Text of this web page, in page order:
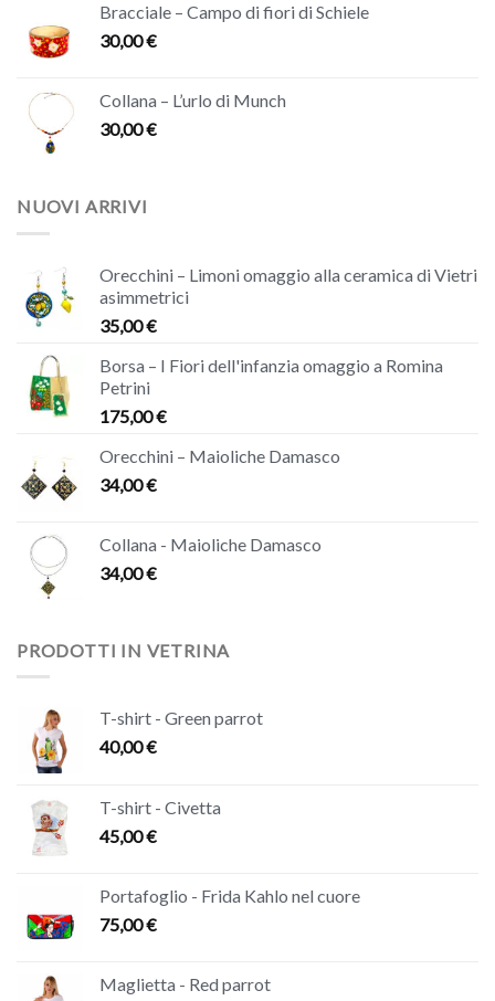
Bracciale – Campo di fiori di Schiele
30,00€
Collana – L’urlo di Munch
30,00€
NUOVI ARRIVI
Orecchini – Limoni omaggio alla ceramica di Vietri
asimmetrici
35,00€
Borsa – I Fiori dell'infanzia omaggio a Romina
Petrini
175,00€
Orecchini – Maioliche Damasco
34,00€
Collana - Maioliche Damasco
34,00€
PRODOTTI IN VETRINA
T-shirt - Green parrot
40,00€
T-shirt - Civetta
45,00€
Portafoglio - Frida Kahlo nel cuore
75,00€
Maglietta - Red parrot